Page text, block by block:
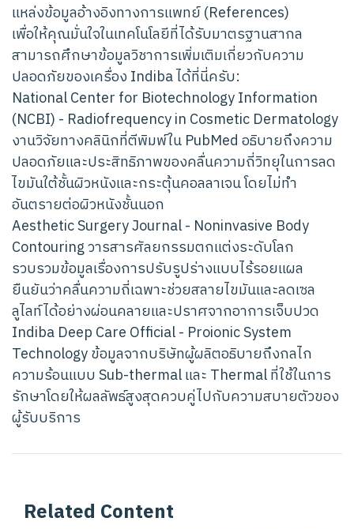
แหล่งข้อมูลอ้างอิงทางการแพทย์ (References)
เพื่อให้คุณมั่นใจในเทคโนโลยีที่ได้รับมาตรฐานสากล
สามารถศึกษาข้อมูลวิชาการเพิ่มเติมเกี่ยวกับความ
ปลอดภัยของเครื่อง Indiba ได้ที่นี่ครับ:
National Center for Biotechnology Information
(NCBI) - Radiofrequency in Cosmetic Dermatology
งานวิจัยทางคลินิกที่ตีพิมพ์ใน PubMed อธิบายถึงความ
ปลอดภัยและประสิทธิภาพของคลื่นความถี่วิทยุในการลด
ไขมันใต้ชั้นผิวหนังและกระตุ้นคอลลาเจน โดยไม่ทำ
อันตรายต่อผิวหนังชั้นนอก
Aesthetic Surgery Journal - Noninvasive Body
Contouring วารสารศัลยกรรมตกแต่งระดับโลก
รวบรวมข้อมูลเรื่องการปรับรูปร่างแบบไร้รอยแผล
ยืนยันว่าคลื่นความถี่เฉพาะช่วยสลายไขมันและลดเซล
ลูไลท์ได้อย่างผ่อนคลายและปราศจากอาการเจ็บปวด
Indiba Deep Care Official - Proionic System
Technology ข้อมูลจากบริษัทผู้ผลิตอธิบายถึงกลไก
ความร้อนแบบ Sub-thermal และ Thermal ที่ใช้ในการ
รักษาโดยให้ผลลัพธ์สูงสุดควบคู่ไปกับความสบายตัวของ
ผู้รับบริการ
Related Content